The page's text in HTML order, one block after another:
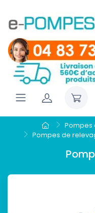
Pompes
Pompes de